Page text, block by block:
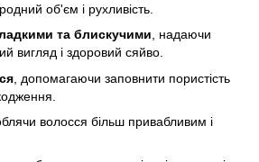
об'єм і рухливість.
та блискучими , надаючи
вигляд і здоровий сяйво.
, допомагаючи заповнити пористість
волосся більш привабливим і